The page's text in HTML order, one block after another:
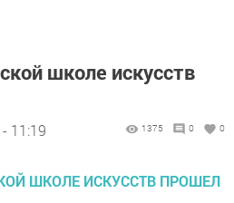
школе искусств
11:19 1375 0 0